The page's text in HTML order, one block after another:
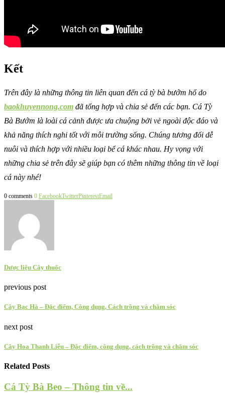
Kết
Trên đây là những thông tin liên quan đến cá tỳ bà bướm hổ do
baokhuyennong.com đã tổng hợp và chia sẻ đến các bạn. Cá Tỳ
Bà Bướm là loài cá cảnh được ưa chuộng bởi vẻ ngoài độc đáo và
khả năng thích nghi tốt với môi trường sống. Chúng tương đối dễ
nuôi và thích hợp với nhiều loại bể cá khác nhau. Hy vọng với
những chia sẻ trên đây sẽ giúp bạn có thêm những thông tin về loại
cá này nhé!
0 comments 0 FacebookTwitterPinterestEmail
Dược liệu Cây thuốc
previous post
Cây Bạc Hà – Đặc điểm, Công dụng, Cách trồng và chăm sóc
next post
Cây Hoa Thanh Liễu – Đặc điểm, công dụng, cách trồng và chăm sóc
Related Posts
Cá Tỳ Bà Beo – Thông tin về...